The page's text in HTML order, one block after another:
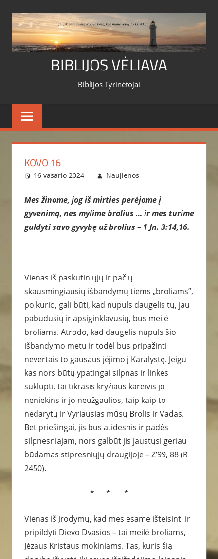
content
BIBLIJOS VĖLIAVA
Biblijos Tyrinėtojai
KOVO 16
16 vasario 2024 Naujienos
Mes žinome, jog iš mirties perėjome į
gyvenimą, nes mylime brolius … ir mes turime
guldyti savo gyvybę už brolius – 1 Jn. 3:14,16.
Vienas iš paskutiniųjų ir pačių
skausmingiausių išbandymų tiems „broliams”,
po kurio, gali būti, kad nupuls daugelis tų, jau
pabudusių ir apsiginklavusių, bus meilė
broliams. Atrodo, kad daugelis nupuls šio
išbandymo metu ir todėl bus pripažinti
nevertais to gausaus įėjimo į Karalystę. Jeigu
kas nors būtų ypatingai silpnas ir linkęs
suklupti, tai tikrasis kryžiaus kareivis jo
neniekins ir jo neužgaulios, taip kaip to
nedarytų ir Vyriausias mūsų Brolis ir Vadas.
Bet priešingai, jis bus atidesnis ir padės
silpnesniajam, nors galbūt jis jaustųsi geriau
būdamas stipresniųjų draugijoje – Z’99, 88 (R
2450).
* * *
Vienas iš įrodymų, kad mes esame išteisinti ir
pripildyti Dievo Dvasios – tai meilė broliams,
Jėzaus Kristaus mokiniams. Tas, kuris šią